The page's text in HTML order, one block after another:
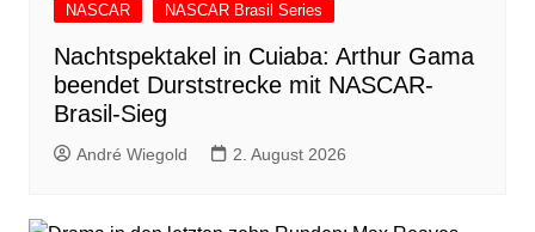
NASCAR NASCAR Brasil Series
Nachtspektakel in Cuiaba: Arthur Gama
beendet Durststrecke mit NASCAR-
Brasil-Sieg
André Wiegold 2. August 2026